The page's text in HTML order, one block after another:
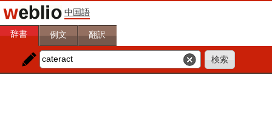
中国語
辞書 例文 翻訳